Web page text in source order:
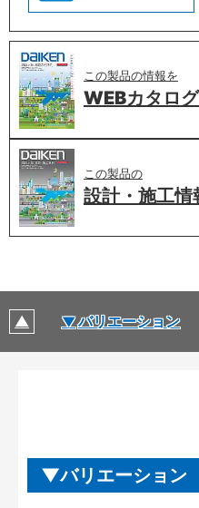
この製品の情報を
WEBカタロ
この製品の
設計・施工情
バリエーション
バリエーション